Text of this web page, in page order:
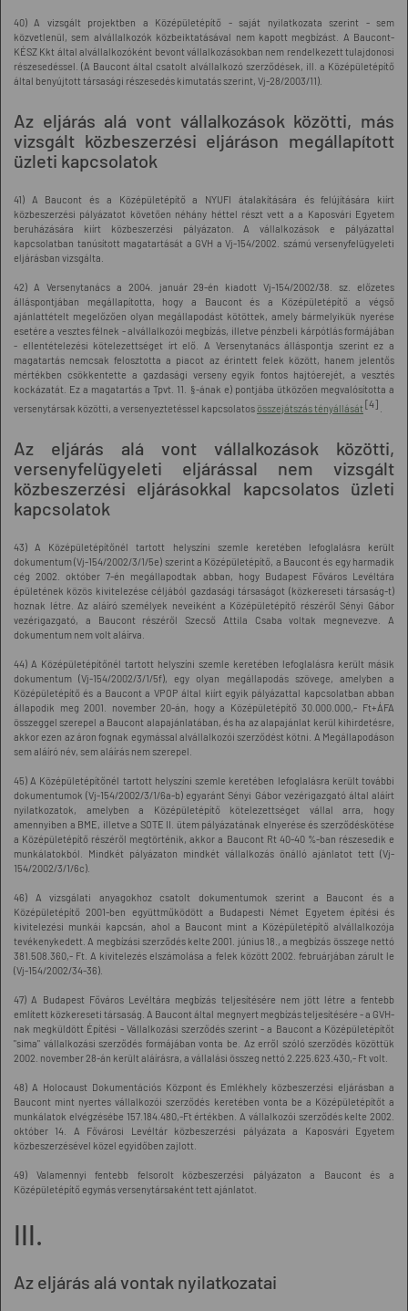
40) A vizsgált projektben a Középületépítő - saját nyilatkozata szerint - sem
közvetlenül, sem alvállalkozók közbeiktatásával nem kapott megbízást. A Baucont-
KÉSZ Kkt által alvállalkozóként bevont vállalkozásokban nem rendelkezett tulajdonosi
részesedéssel. (A Baucont által csatolt alvállalkozó szerződések, ill. a Középületépítő
által benyújtott társasági részesedés kimutatás szerint, Vj-28/2003/11).
Az eljárás alá vont vállalkozások közötti, más
vizsgált közbeszerzési eljáráson megállapított
üzleti kapcsolatok
41) A Baucont és a Középületépítő a NYUFI átalakítására és felújítására kiírt
közbeszerzési pályázatot követően néhány héttel részt vett a a Kaposvári Egyetem
beruházására kiírt közbeszerzési pályázaton. A vállalkozások e pályázattal
kapcsolatban tanúsított magatartását a GVH a Vj-154/2002. számú versenyfelügyeleti
eljárásban vizsgálta.
42) A Versenytanács a 2004. január 29-én kiadott Vj-154/2002/38. sz. előzetes
álláspontjában megállapította, hogy a Baucont és a Középületépítő a végső
ajánlattételt megelőzően olyan megállapodást kötöttek, amely bármelyikük nyerése
esetére a vesztes félnek - alvállalkozói megbízás, illetve pénzbeli kárpótlás formájában
- ellentételezési kötelezettséget írt elő. A Versenytanács álláspontja szerint ez a
magatartás nemcsak felosztotta a piacot az érintett felek között, hanem jelentős
mértékben csökkentette a gazdasági verseny egyik fontos hajtóerejét, a vesztés
kockázatát. Ez a magatartás a Tpvt. 11. §-ának e) pontjába ütközően megvalósította a
versenytársak közötti, a versenyeztetéssel kapcsolatosösszejátszás tényállását[4]
Az eljárás alá vont vállalkozások közötti,
versenyfelügyeleti eljárással nem vizsgált
közbeszerzési eljárásokkal kapcsolatos üzleti
kapcsolatok
43) A Középületépítőnél tartott helyszíni szemle keretében lefoglalásra került
dokumentum (Vj-154/2002/3/1/5e) szerint a Középületépítő, a Baucont és egy harmadik
cég 2002. október 7-én megállapodtak abban, hogy Budapest Főváros Levéltára
épületének közös kivitelezése céljából gazdasági társaságot (közkereseti társaság-t)
hoznak létre. Az aláíró személyek neveiként a Középületépítő részéről Sényi Gábor
vezérigazgató, a Baucont részéről Szecső Attila Csaba voltak megnevezve. A
dokumentum nem volt aláírva.
44) A Középületépítőnél tartott helyszíni szemle keretében lefoglalásra került másik
dokumentum (Vj-154/2002/3/1/5f), egy olyan megállapodás szövege, amelyben a
Középületépítő és a Baucont a VPOP által kiírt egyik pályázattal kapcsolatban abban
állapodik meg 2001. november 20-án, hogy a Középületépítő 30.000.000,- Ft+ÁFA
összeggel szerepel a Baucont alapajánlatában, és ha az alapajánlat kerül kihirdetésre,
akkor ezen az áron fognak egymással alvállalkozói szerződést kötni. A Megállapodáson
sem aláíró név, sem aláírás nem szerepel.
45) A Középületépítőnél tartott helyszíni szemle keretében lefoglalásra került további
dokumentumok (Vj-154/2002/3/1/6a-b) egyaránt Sényi Gábor vezérigazgató által aláírt
nyilatkozatok, amelyben a Középületépítő kötelezettséget vállal arra, hogy
amennyiben a BME, illetve a SOTE II. ütem pályázatának elnyerése és szerződéskötése
a Középületépítő részéről megtörténik, akkor a Baucont Rt 40-40 %-ban részesedik e
munkálatokból. Mindkét pályázaton mindkét vállalkozás önálló ajánlatot tett (Vj-
154/2002/3/1/6c).
46) A vizsgálati anyagokhoz csatolt dokumentumok szerint a Baucont és a
Középületépítő 2001-ben együttműködött a Budapesti Német Egyetem építési és
kivitelezési munkái kapcsán, ahol a Baucont mint a Középületépítő alvállalkozója
tevékenykedett. A megbízási szerződés kelte 2001. június 18., a megbízás összege nettó
381.508.360,- Ft. A kivitelezés elszámolása a felek között 2002. februárjában zárult le
(Vj-154/2002/34-36).
47) A Budapest Főváros Levéltára megbízás teljesítésére nem jött létre a fentebb
említett közkereseti társaság. A Baucont által megnyert megbízás teljesítésére - a GVH-
nak megküldött Építési - Vállalkozási szerződés szerint - a Baucont a Középületépítőt
"sima" vállalkozási szerződés formájában vonta be. Az erről szóló szerződés közöttük
2002. november 28-án került aláírásra, a vállalási összeg nettó 2.225.623.430,- Ft volt.
48) A Holocaust Dokumentációs Központ és Emlékhely közbeszerzési eljárásban a
Baucont mint nyertes vállalkozói szerződés keretében vonta be a Középületépítőt a
munkálatok elvégzésébe 157.184.480,-Ft értékben. A vállalkozói szerződés kelte 2002.
október 14. A Fővárosi Levéltár közbeszerzési pályázata a Kaposvári Egyetem
közbeszerzésével közel egyidőben zajlott.
49) Valamennyi fentebb felsorolt közbeszerzési pályázaton a Baucont és a
Középületépítő egymás versenytársaként tett ajánlatot.
III.
Az eljárás alá vontak nyilatkozatai